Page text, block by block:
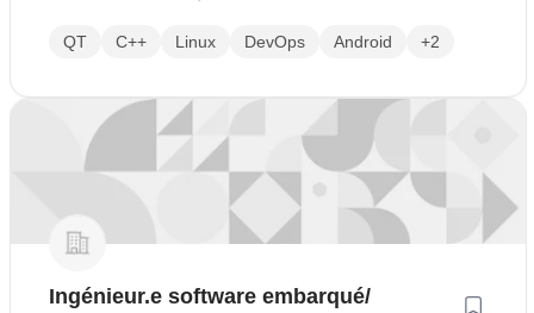
QT C++ Linux DevOps Android +2
Ingénieur.e software embarqué/